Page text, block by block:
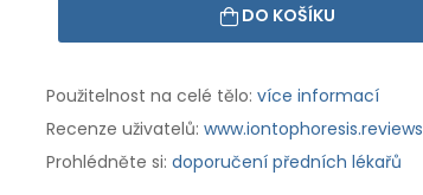
DO KOŠÍKU
Použitelnost na celé tělo: více informací
Recenze uživatelů: www.iontophoresis.reviews
Prohlédněte si: doporučení předních lékařů